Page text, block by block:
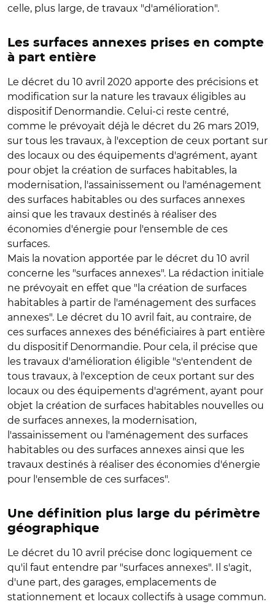
celle, plus large, de travaux "d'amélioration".
Les surfaces annexes prises en compte
à part entière
Le décret du 10 avril 2020 apporte des précisions et
modification sur la nature les travaux éligibles au
dispositif Denormandie. Celui-ci reste centré,
comme le prévoyait déjà le décret du 26 mars 2019,
sur tous les travaux, à l'exception de ceux portant sur
des locaux ou des équipements d'agrément, ayant
pour objet la création de surfaces habitables, la
modernisation, l'assainissement ou l'aménagement
des surfaces habitables ou des surfaces annexes
ainsi que les travaux destinés à réaliser des
économies d'énergie pour l'ensemble de ces
surfaces.
Mais la novation apportée par le décret du 10 avril
concerne les "surfaces annexes". La rédaction initiale
ne prévoyait en effet que "la création de surfaces
habitables à partir de l'aménagement des surfaces
annexes". Le décret du 10 avril fait, au contraire, de
ces surfaces annexes des bénéficiaires à part entière
du dispositif Denormandie. Pour cela, il précise que
les travaux d'amélioration éligible "s'entendent de
tous travaux, à l'exception de ceux portant sur des
locaux ou des équipements d'agrément, ayant pour
objet la création de surfaces habitables nouvelles ou
de surfaces annexes, la modernisation,
l'assainissement ou l'aménagement des surfaces
habitables ou des surfaces annexes ainsi que les
travaux destinés à réaliser des économies d'énergie
pour l'ensemble de ces surfaces".
Une définition plus large du périmètre
géographique
Le décret du 10 avril précise donc logiquement ce
qu'il faut entendre par "surfaces annexes". Il s'agit,
d'une part, des garages, emplacements de
stationnement et locaux collectifs à usage commun.